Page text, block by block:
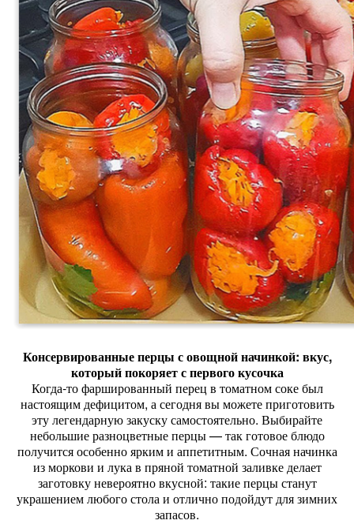
Консервированныеперцы совощнойначинкой: вкус,
которыйпокоряетспервогокусочка
Когда‑тофаршированный перец в томатномсокебыл
настоящимдефицитом, асегоднявыможетеприготовить
этулегендарнуюзакускусамостоятельно. Выбирайте
небольшиеразноцветныеперцы— такготовоеблюдо
получитсяособеннояркими аппетитным. Сочнаяначинка
изморкови и лукав пряной томатной заливкеделает
заготовкуневероятновкусной: такиеперцыстанут
украшениемлюбогостолаи отличноподойдутдлязимних
запасов.